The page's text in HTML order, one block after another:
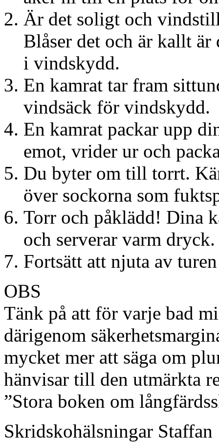
Är det soligt och
Blåser det och är kallt
i vindskydd.
En kamrat tar fram
vindsäck för vindskydd.
En kamrat packar upp
emot, vrider ur och
Du byter om till torrt.
över sockorna som
Torr och påklädd! Dina
och serverar varm dryck.
Fortsätt att njuta av turen
OBS
Tänk på att för varje bad
därigenom
mycket mer att säga om
hänvisar till den utmärkta
”Stora boken om
Skridskohälsningar Staffan